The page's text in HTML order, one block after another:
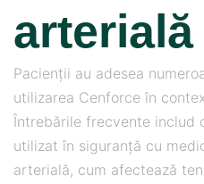
arterială
Pacienții au adesea
utilizarea Cenforce în
Întrebările frecvente includ
utilizat în siguranță cu
arterială, cum afectează